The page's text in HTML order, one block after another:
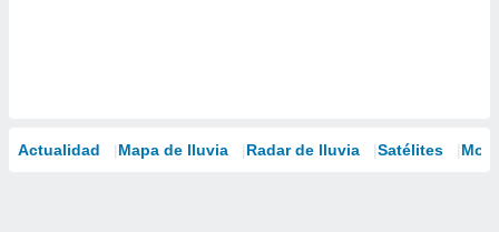
Actualidad Mapa de lluvia Radar de lluvia Satélites